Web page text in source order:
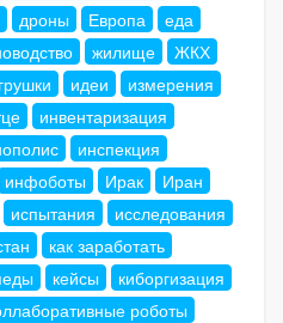
дроны Европа
еда
жилище
ЖКХ
идеи
измерения
инвентаризация
инспекция
инфоботы Ирак
Иран
испытания
исследования
как заработать
кейсы
киборгизация
роботы